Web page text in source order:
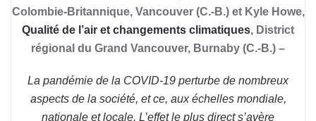
Colombie-Britannique, Vancouver (C.-B.) et Kyle Howe,
Qualité de l’air et changements climatiques, District
régional du Grand Vancouver, Burnaby (C.-B.) –
La pandémie de la COVID-19 perturbe de nombreux
aspects de la société, et ce, aux échelles mondiale,
nationale et locale. L’effet le plus direct s’avère